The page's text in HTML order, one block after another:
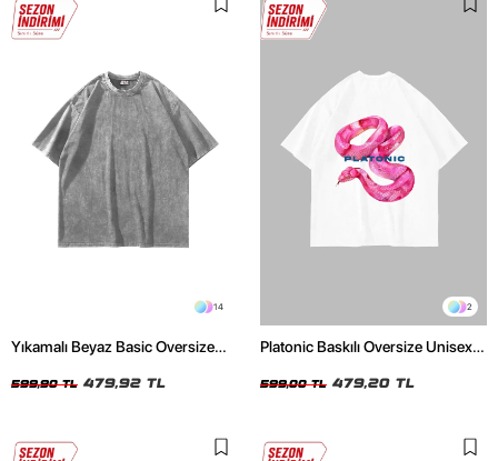
14
Yıkamalı Beyaz Basic Oversize
599,90 TL 479,92 TL
2
Platonic Baskılı Oversize Unisex
599,00 TL 479,20 TL